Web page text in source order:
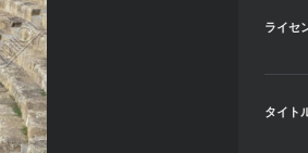
ライセ
タイト